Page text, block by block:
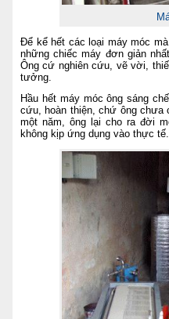
Để kể hết các loại máy móc
những chiếc máy đơn giản
Ông cứ nghiên cứu, vẽ vời,
tưởng.
Hầu hết máy móc ông sáng
cứu, hoàn thiện, chứ ông chưa
một năm, ông lại cho ra đời
không kịp ứng dụng vào thực tế.